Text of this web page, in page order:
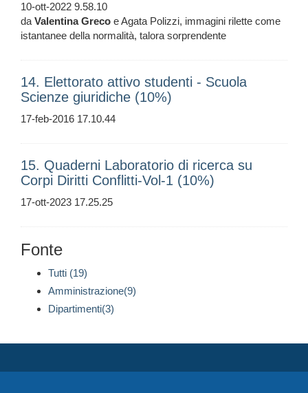
10-ott-2022 9.58.10
daValentina Greco e Agata Polizzi, immagini rilette come
istantanee della normalità, talora sorprendente
14. Elettorato attivo studenti - Scuola
Scienze giuridiche (10%)
17-feb-2016 17.10.44
15. Quaderni Laboratorio di ricerca su
Corpi Diritti Conflitti-Vol-1 (10%)
17-ott-2023 17.25.25
Fonte
Tutti (19)
Amministrazione(9)
Dipartimenti(3)